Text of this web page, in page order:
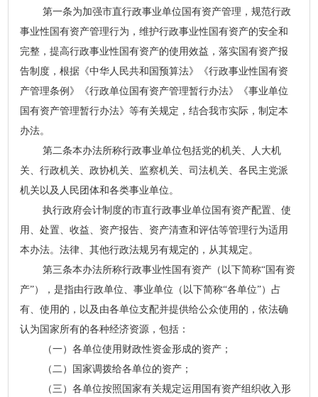
第一条为加强市直行政事业单位国有资产管理，规范行政
事业性国有资产管理行为，维护行政事业性国有资产的安全和
完整，提高行政事业性国有资产的使用效益，落实国有资产报
告制度，根据《中华人民共和国预算法》《行政事业性国有资
产管理条例》《行政单位国有资产管理暂行办法》《事业单位
国有资产管理暂行办法》等有关规定，结合我市实际，制定本
办法。
第二条本办法所称行政事业单位包括党的机关、人大机
关、行政机关、政协机关、监察机关、司法机关、各民主党派
机关以及人民团体和各类事业单位。
执行政府会计制度的市直行政事业单位国有资产配置、使
用、处置、收益、资产报告、资产清查和评估等管理行为适用
本办法。法律、其他行政法规另有规定的，从其规定。
第三条本办法所称行政事业性国有资产（以下简称“国有资
产”），是指由行政单位、事业单位（以下简称“各单位”）占
有、使用的，以及由各单位支配并提供给公众使用的，依法确
认为国家所有的各种经济资源，包括：
（一）各单位使用财政性资金形成的资产；
（二）国家调拨给各单位的资产；
（三）各单位按照国家有关规定运用国有资产组织收入形